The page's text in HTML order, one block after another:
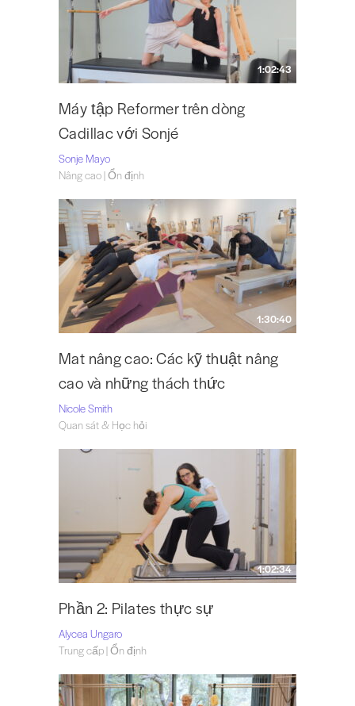
1:02:43
Máy tập Reformer trên dòng
Cadillac với Sonjé
Sonje Mayo
Nâng cao | Ổn định
1:30:40
Mat nâng cao: Các kỹ thuật nâng
cao và những thách thức
Nicole Smith
Quan sát & Học hỏi
1:02:34
Phần 2: Pilates thực sự
Alycea Ungaro
Trung cấp | Ổn định